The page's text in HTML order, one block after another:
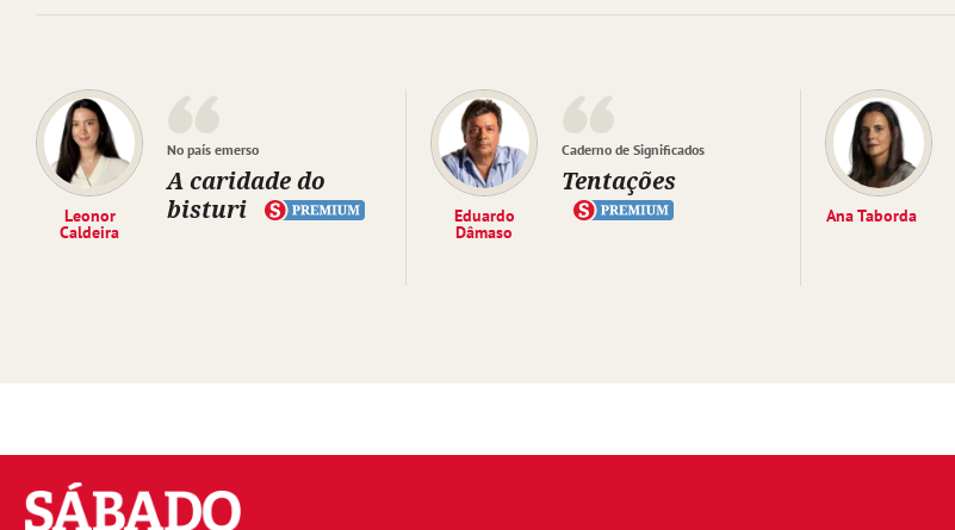
Leonor
Caldeira
No país emerso
A caridade do
bisturi
Eduardo
Dâmaso
Caderno de Significados
Tentações
Ana Taborda
Sábado